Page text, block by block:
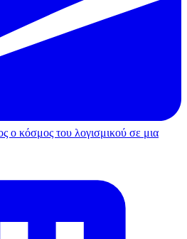
ο κόσμος του λογισμικού σε μια